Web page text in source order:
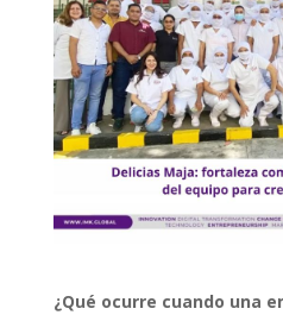
¿Qué ocurre cuando una